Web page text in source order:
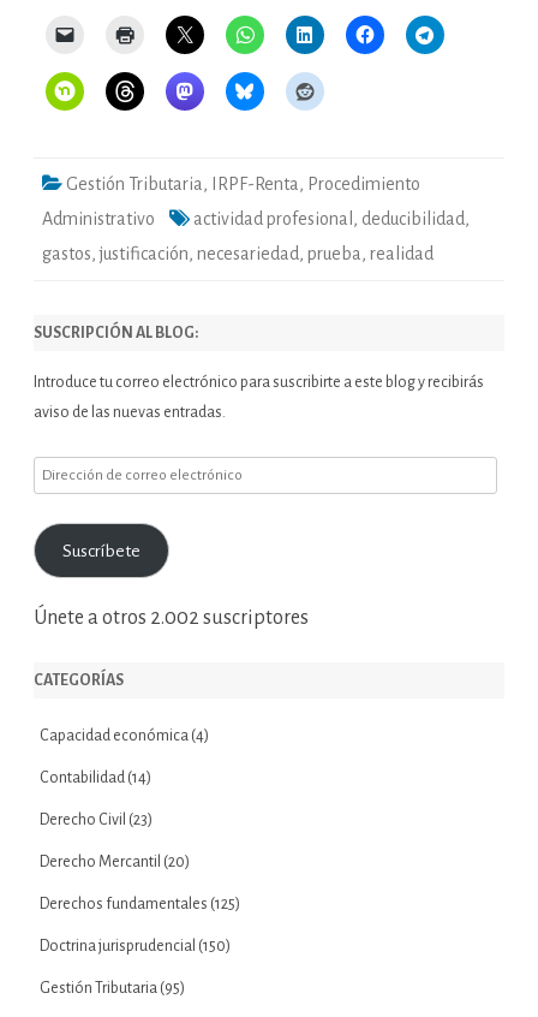
Gestión Tributaria , IRPF-Renta , Procedimiento
Administrativo
actividad profesional , deducibilidad ,
gastos,justificación, necesariedad , prueba , realidad
SUSCRIPCIÓN AL BLOG:
Introduce tu correo electrónico para suscribirte a este blog y recibirás
aviso de las nuevas entradas.
Dirección
correo
electrónico
Suscríbete
Únete a otros 2.002 suscriptores
CATEGORÍAS
Capacidad económica (4)
Contabilidad (14)
Derecho Civil (23)
Derecho Mercantil (20)
Derechos fundamentales (125)
Doctrina jurisprudencial (150)
Gestión Tributaria (95)